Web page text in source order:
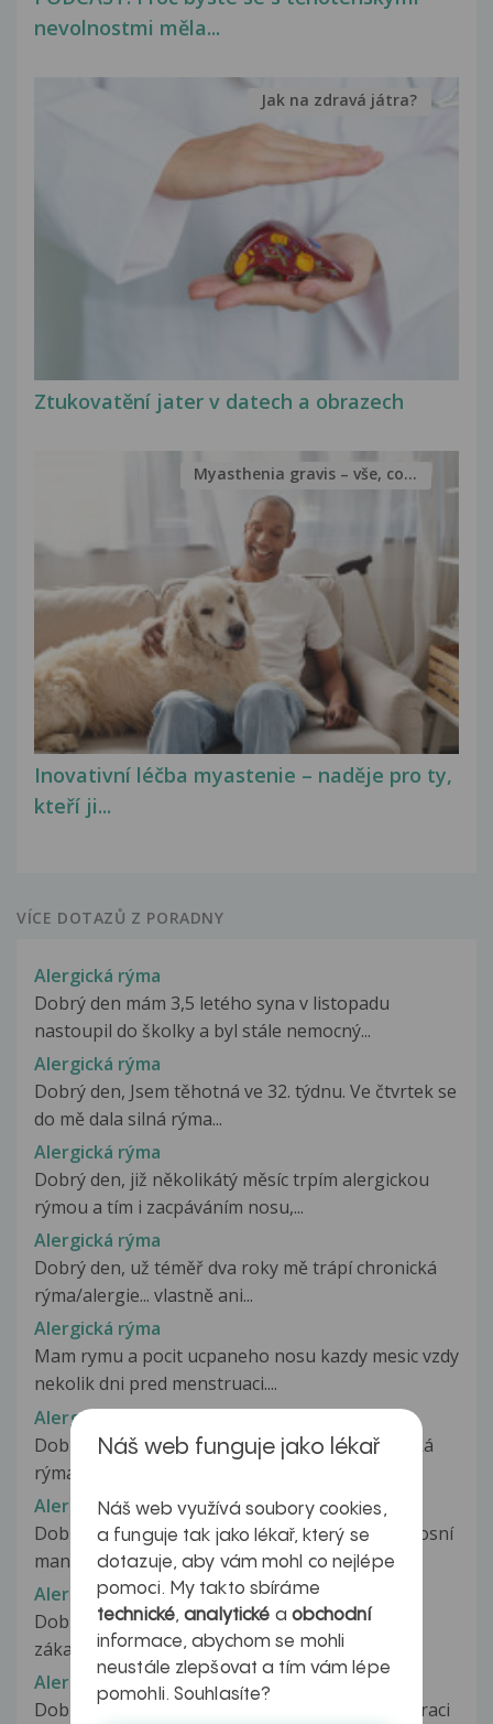
nevolnostmi měla...
Ztukovatění jater v datech a obrazech
Jak na zdravá játra?
Inovativní léčba myastenie – naděje pro ty,
kteří ji...
Myasthenia gravis – vše, co...
VÍCE DOTAZŮ Z PORADNY
Alergická rýma
Dobrý den mám 3,5 letého syna v listopadu
nastoupil do školky a byl stále nemocný...
Alergická rýma
Dobrý den, Jsem těhotná ve 32. týdnu. Ve čtvrtek se
do mě dala silná rýma...
Alergická rýma
Dobrý den, již několikátý měsíc trpím alergickou
rýmou a tím i zacpáváním nosu,...
Alergická rýma
Dobrý den, už téměř dva roky mě trápí chronická
rýma/alergie... vlastně ani...
Alergická rýma
Mam rymu a pocit ucpaneho nosu kazdy mesic vzdy
nekolik dni pred menstruaci....
Alergická rýma
Dobrý den, chtěla jsem se zeptat,zda je alergická
rýma-pokud je žlutá-zelená,nakažlivá.Dcera...
Alergická rýma
Dobrý den, můj 3 lety syn je 3 den po operaci nosní
mandle. Je alergik na roztoce...
Alergická rýma
Dobrý den. Pracuji jako stylistka a dělám svým
zákaznicím umělé řasy. Bohužel...
Alergická rýma
Dobrý den, za 14 dní bych měla absolvovat operaci
Náš web funguje jako lékař
Náš web využívá soubory cookies,
a funguje tak jako lékař, který se
dotazuje, aby vám mohl co nejlépe
pomoci. My takto sbíráme
technické,analytické a obchodní
informace, abychom se mohli
neustále zlepšovat a tím vám lépe
pomohli. Souhlasíte?